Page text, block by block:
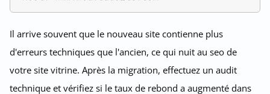
Il arrive souvent que le nouveau site contienne plus
d'erreurs techniques que l'ancien, ce qui nuit au seo de
votre site vitrine. Après la migration, effectuez un audit
technique et vérifiez si le taux de rebond a augmenté dans